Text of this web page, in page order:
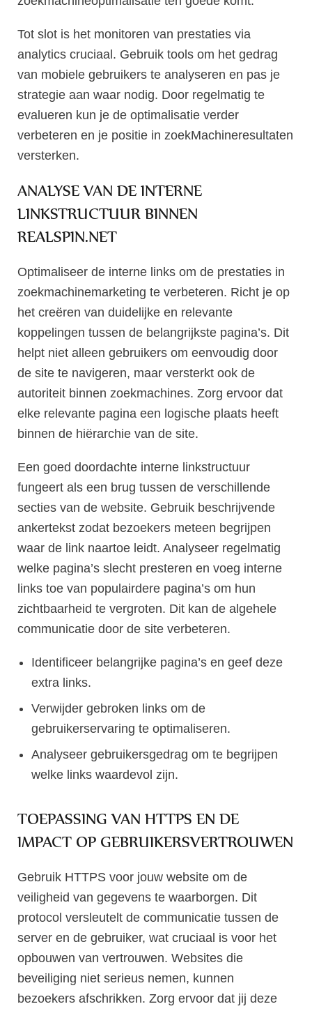
Tot slot is het monitoren van prestaties via
analytics cruciaal. Gebruik tools om het gedrag
van mobiele gebruikers te analyseren en pas je
strategie aan waar nodig. Door regelmatig te
evalueren kun je de optimalisatie verder
verbeteren en je positie in zoekMachineresultaten
versterken.
ANALYSE VAN DE INTERNE
LINKSTRUCTUUR BINNEN
REALSPIN.NET
Optimaliseer de interne links om de prestaties in
zoekmachinemarketing te verbeteren. Richt je op
het creëren van duidelijke en relevante
koppelingen tussen de belangrijkste pagina’s. Dit
helpt niet alleen gebruikers om eenvoudig door
de site te navigeren, maar versterkt ook de
autoriteit binnen zoekmachines. Zorg ervoor dat
elke relevante pagina een logische plaats heeft
binnen de hiërarchie van de site.
Een goed doordachte interne linkstructuur
fungeert als een brug tussen de verschillende
secties van de website. Gebruik beschrijvende
ankertekst zodat bezoekers meteen begrijpen
waar de link naartoe leidt. Analyseer regelmatig
welke pagina’s slecht presteren en voeg interne
links toe van populairdere pagina’s om hun
zichtbaarheid te vergroten. Dit kan de algehele
communicatie door de site verbeteren.
Identificeer belangrijke pagina’s en geef deze
extra links.
Verwijder gebroken links om de
gebruikerservaring te optimaliseren.
Analyseer gebruikersgedrag om te begrijpen
welke links waardevol zijn.
TOEPASSING VAN HTTPS EN DE
IMPACT OP GEBRUIKERSVERTROUWEN
Gebruik HTTPS voor jouw website om de
veiligheid van gegevens te waarborgen. Dit
protocol versleutelt de communicatie tussen de
server en de gebruiker, wat cruciaal is voor het
opbouwen van vertrouwen. Websites die
beveiliging niet serieus nemen, kunnen
bezoekers afschrikken. Zorg ervoor dat jij deze